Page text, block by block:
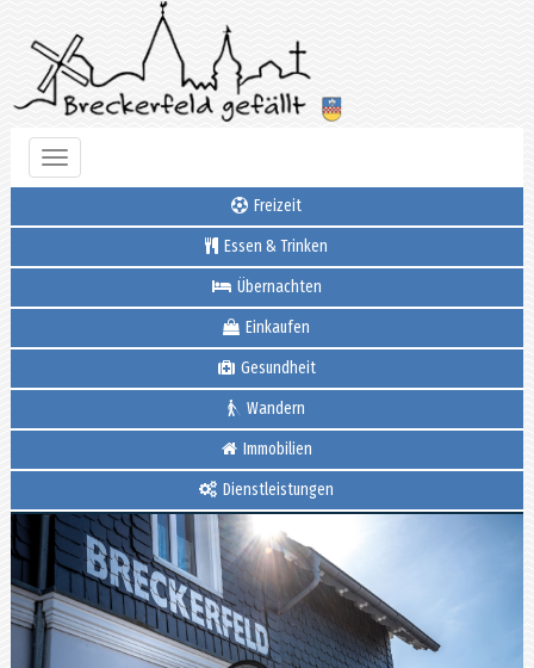
Toggle
navigation
Freizeit
Essen & Trinken
Übernachten
Einkaufen
Gesundheit
Wandern
Immobilien
Dienstleistungen